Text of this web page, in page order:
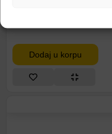
Dodaj u korpu